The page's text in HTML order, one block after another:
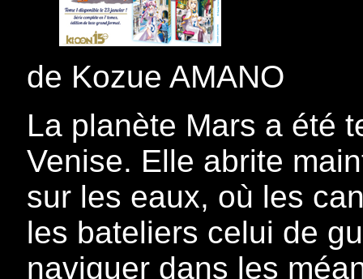
de Kozue AMANO
La planète Mars a été
Venise. Elle abrite
sur les eaux, où les
les bateliers celui de
naviguer dans les